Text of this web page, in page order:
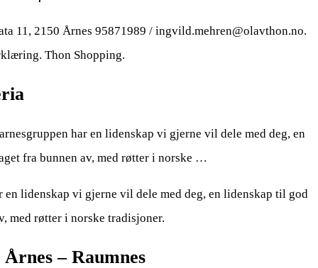
11, 2150 Årnes 95871989 / ingvild.mehren@olavthon.no.
Thon Shopping.
har en lidenskap vi gjerne vil dele med deg, en
fra bunnen av, med røtter i norske …
en lidenskap vi gjerne vil dele med deg, en lidenskap til god
med røtter i norske tradisjoner.
Årnes – Raumnes